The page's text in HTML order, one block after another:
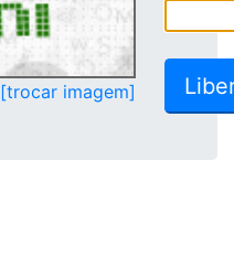
[trocar imagem]